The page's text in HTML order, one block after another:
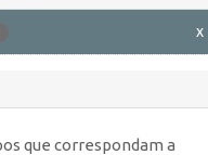
x
que correspondam a